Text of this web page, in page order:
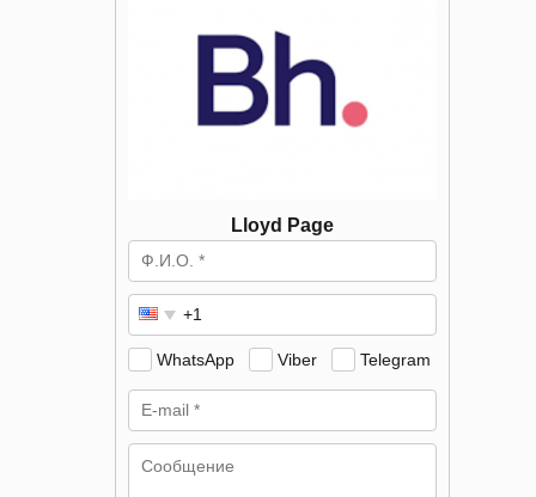
Lloyd Page
WhatsApp Viber Telegram